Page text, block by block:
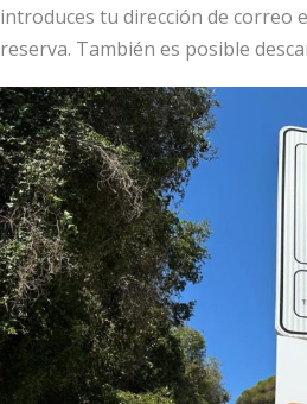
introduces tu dirección de correo
reserva. También es posible